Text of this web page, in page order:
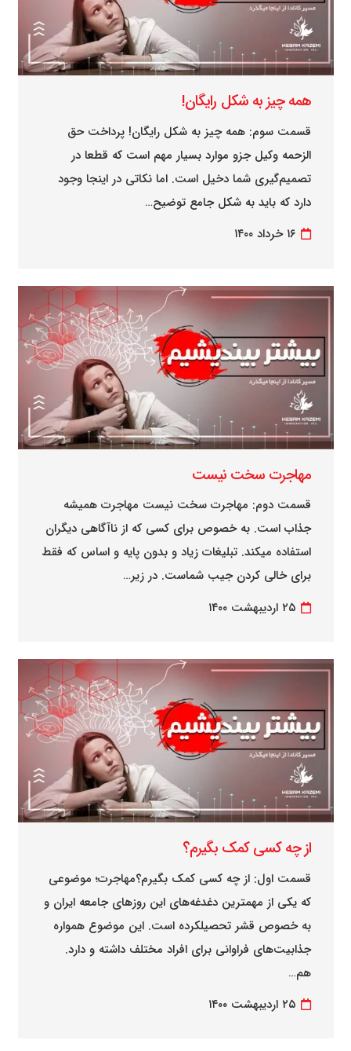
همه چیز به شکل رایگان!
قسمت سوم: همه چیز به شکل رایگان! پرداخت حق
الزحمه وکیل جزو موارد بسیار مهم است که قطعا در
تصمیم‌گیری شما دخیل است. اما نکاتی در اینجا وجود
دارد که باید به شکل جامع توضیح…
۱۶ خرداد ۱۴۰۰
مهاجرت سخت نیست
قسمت دوم: مهاجرت سخت نیست مهاجرت همیشه
جذاب است. به خصوص برای کسی که از ناآگاهی دیگران
استفاده می­کند. تبلیغات زیاد و بدون پایه و اساس که فقط
برای خالی کردن جیب شماست. در زیر…
۲۵ اردیبهشت ۱۴۰۰
از چه کسی کمک بگیرم؟
قسمت اول: از چه کسی کمک بگیرم؟مهاجرت؛ موضوعی
که یکی از مهمترین دغدغه‌های این روزهای جامعه ایران و
به خصوص قشر تحصیلکرده است. این موضوع همواره
جذابیت‌های فراوانی برای افراد مختلف داشته و دارد.
هم…
۲۵ اردیبهشت ۱۴۰۰